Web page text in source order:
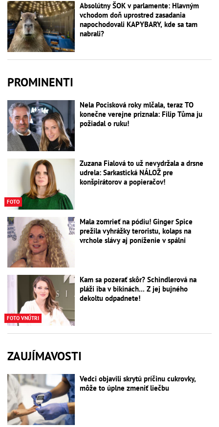
Absolútny ŠOK v parlamente: Hlavným
vchodom doň uprostred zasadania
napochodovali KAPYBARY, kde sa tam
nabrali?
PROMINENTI
Nela Pocisková roky mlčala, teraz TO
konečne verejne priznala: Filip Tůma ju
požiadal o ruku!
FOTO
Zuzana Fialová to už nevydržala a drsne
udrela: Sarkastická NÁLOŽ pre
konšpirátorov a popieračov!
Mala zomrieť na pódiu! Ginger Spice
prežila vyhrážky teroristu, kolaps na
vrchole slávy aj poníženie v spálni
FOTO VNÚTRI
Kam sa pozerať skôr? Schindlerová na
pláži iba v bikinách... Z jej bujného
dekoltu odpadnete!
ZAUJÍMAVOSTI
Vedci objavili skrytú príčinu cukrovky,
môže to úplne zmeniť liečbu